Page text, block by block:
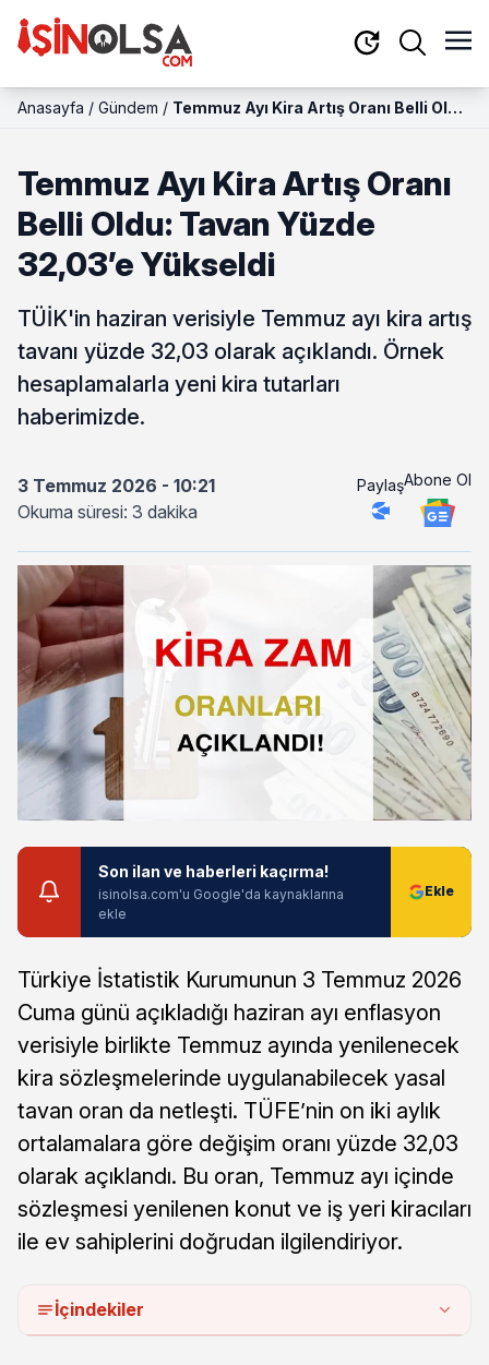
Anasayfa / Gündem / Temmuz Ayı Kira Artış Oranı Belli Oldu:
Temmuz Ayı Kira Artış Oranı
Belli Oldu: Tavan Yüzde
32,03’e Yükseldi
TÜİK'in haziran verisiyle Temmuz ayı kira artış
tavanı yüzde 32,03 olarak açıklandı. Örnek
hesaplamalarla yeni kira tutarları
haberimizde.
3 Temmuz 2026 - 10:21
Okuma süresi: 3 dakika
PaylaşAbone Ol
Son ilan ve haberleri kaçırma!
isinolsa.com'u Google'da kaynaklarına
ekle
Türkiye İstatistik Kurumunun 3 Temmuz 2026
Cuma günü açıkladığı haziran ayı enflasyon
verisiyle birlikte Temmuz ayında yenilenecek
kira sözleşmelerinde uygulanabilecek yasal
tavan oran da netleşti. TÜFE’nin on iki aylık
ortalamalara göre değişim oranı yüzde 32,03
olarak açıklandı. Bu oran, Temmuz ayı içinde
sözleşmesi yenilenen konut ve iş yeri kiracıları
ile ev sahiplerini doğrudan ilgilendiriyor.
İçindekiler